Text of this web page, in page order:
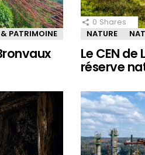
PATRIMOINE
0 Shares
NATURE
Le CEN
réserve